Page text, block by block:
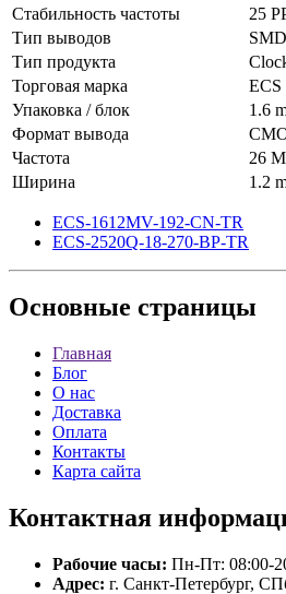
Стабильность частоты
25
Тип выводов
Тип продукта
Торговая марка
ECS
Упаковка / блок
1.6
Формат вывода
Частота
26
Ширина
1.2
ECS-1612MV-192-CN-TR
ECS-2520Q-18-270-BP-TR
Основные страницы
Главная
Блог
О нас
Доставка
Оплата
Контакты
Карта сайта
Контактная
Рабочие часы: Пн-Пт: 08:00-
Адрес: г. Санкт-Петербург,